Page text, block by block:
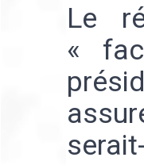
Le
«